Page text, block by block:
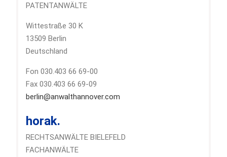
PATENTANWÄLTE
Wittestraße 30 K
13509 Berlin
Deutschland
Fon 030.403 66 69-00
Fax 030.403 66 69-09
berlin@anwalthannover.com
horak.
RECHTSANWÄLTE BIELEFELD
FACHANWÄLTE